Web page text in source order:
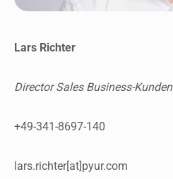
Lars Richter
Director Sales Business-Kunden
+49-341-8697-140
lars.richter[at]pyur.com